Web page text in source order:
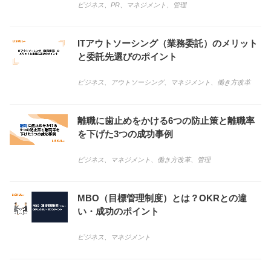
ビジネス PR マネジメント 管理
ITアウトソーシング（業務委託）のメリット
と委託先選びのポイント
ビジネス アウトソーシング、 マネジメント 働き方改革
離職に歯止めをかける6つの防止策と離職率
を下げた3つの成功事例
ビジネス マネジメント 働き方改革、 管理
MBO（目標管理制度）とは？OKRとの違
い・成功のポイント
ビジネス マネジメント